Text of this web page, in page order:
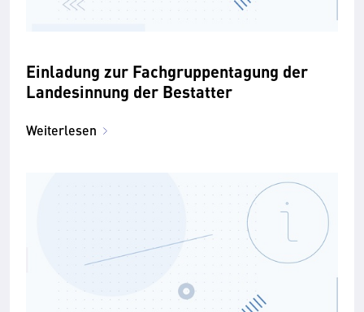
Einladung zur Fachgruppentagung der
Landesinnung der Bestatter
Weiterlesen